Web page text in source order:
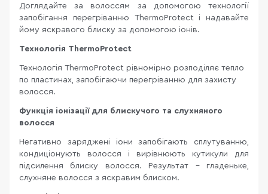
Доглядайте за волоссям за допомогою технології
запобігання перегріванню ThermoProtect і надавайте
йому яскравого блиску за допомогою іонів.
Технологія ThermoProtect
Технологія ThermoProtect рівномірно розподіляє тепло
по пластинах, запобігаючи перегріванню для захисту
волосся.
Функція іонізації для блискучого та слухняного
волосся
Негативно заряджені іони запобігають сплутуванню,
кондиціонують волосся і вирівнюють кутикули для
підсилення блиску волосся. Результат – гладеньке,
слухняне волосся з яскравим блиском.